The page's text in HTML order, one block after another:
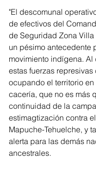
"El descomunal
de efectivos del
de Seguridad Zona
un pésimo antecedente
movimiento indígena. Al
estas fuerzas represivas
ocupando el territorio
cacería, que no es más
continuidad de la
estimagtización contra
Mapuche-Tehuelche, y
alerta para las demás
ancestrales.